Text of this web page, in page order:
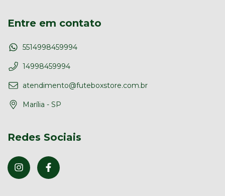
Entre em contato
5514998459994
14998459994
atendimento@futeboxstore.com.br
Marília - SP
Redes Sociais